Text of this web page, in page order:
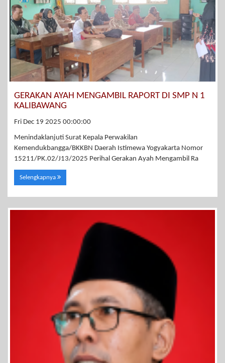
GERAKAN AYAH MENGAMBIL RAPORT DI SMP N 1
KALIBAWANG
Fri Dec 19 2025 00:00:00
Menindaklanjuti Surat Kepala Perwakilan
Kemendukbangga/BKKBN Daerah Istimewa Yogyakarta Nomor
15211/PK.02/J13/2025 Perihal Gerakan Ayah Mengambil Ra
Selengkapnya